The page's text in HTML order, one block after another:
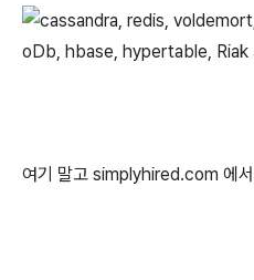
여기 말고 simplyhired.com 에